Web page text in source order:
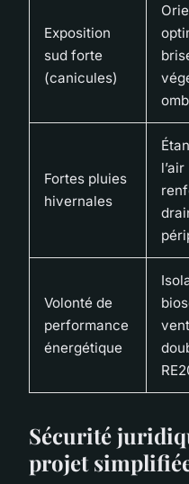
Exposition
sud forte
(canicules)
Fortes pluies
hivernales
l’air
Volonté de
performance
énergétique
Sécurité
projet